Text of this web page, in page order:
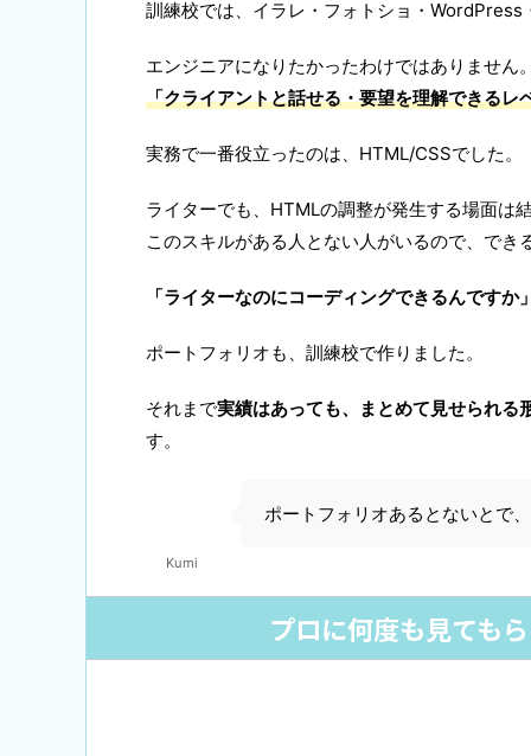
訓練校では、イラレ・フォトショ・WordPress
エンジニアになりたかったわけではありません
「クライアントと話せる・要望を理解できるレ
実務で一番役立ったのは、HTML/CSSでした。
ライターでも、HTMLの調整が発生する場面は
このスキルがある人とない人がいるので、でき
「ライターなのにコーディングできるんですか
ポートフォリオも、訓練校で作りました。
それまで実績はあっても、まとめて見せられる
す。
Kumi
ポートフォリオあるとないとで
プロに何度も見ても